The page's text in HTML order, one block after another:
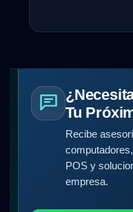
Tu
Recibe
POS y
empresa.